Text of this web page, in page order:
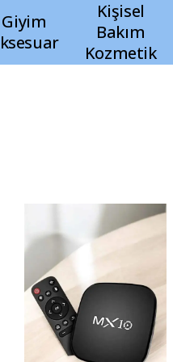
Giyim
Kişisel
Bakım
Kozmetik